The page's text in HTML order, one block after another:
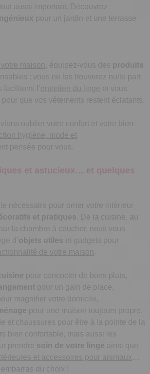
aussi important. Découvrez
pour un jardin et une terrasse
maison , équipez-vous des produits
: vous ne les trouverez nulle part
l’entretien du linge et vous
pour que vos vêtements restent éclatants.
oublier votre confort et votre bien-
hygiène, mode et
pensée pour vous.
et astucieux… et quelques
nécessaire pour orner votre intérieur
et pratiques. De la cuisine, au
la chambre à coucher, nous vous
d’objets utiles et gadgets pour
de votre maison .
pour concocter de bons plats,
pour un gain de place,
magnifier votre domicile,
pour une maison toujours propre,
et chaussures pour être à la pointe de la
bien confortable, mais aussi les
prendre soin de votre linge ainsi que
et accessoires pour animaux
du choix !